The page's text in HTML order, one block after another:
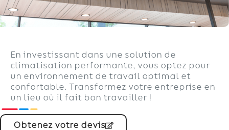
En investissant dans une solution de
climatisation performante, vous optez pour
un environnement de travail optimal et
confortable. Transformez votre entreprise en
un lieu où il fait bon travailler !
Obtenez votre devis